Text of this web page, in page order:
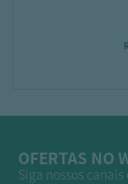
OFERTAS NO
Siga nossos